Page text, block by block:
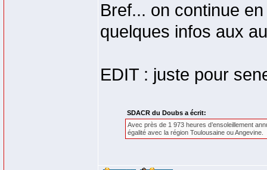
Bref... on continue
quelques infos aux
EDIT : juste pour
SDACR du Doubs a écrit:
Avec près de 1 973 heures d’ensoleillement
égalité avec la région Toulousaine ou Angevine.